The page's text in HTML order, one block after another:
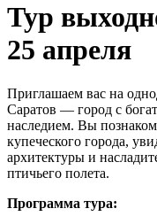
Тур
25 апреля
Приглашаем вас на
Саратов — город с
наследием. Вы
купеческого города,
архитектуры и
птичьего полета.
Программа тура: